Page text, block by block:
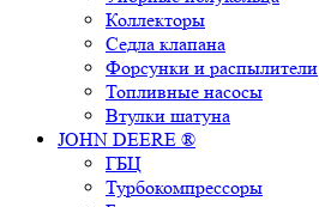
Коллекторы
Седла клапана
Форсунки и распылители
Топливные насосы
Втулки шатуна
JOHN DEERE ®
ГБЦ
Турбокомпрессоры